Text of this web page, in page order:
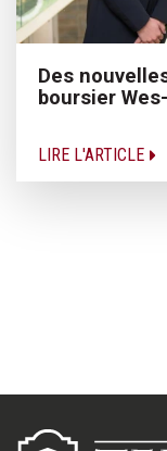
Des
boursier Wes-
LIRE L'ARTICLE